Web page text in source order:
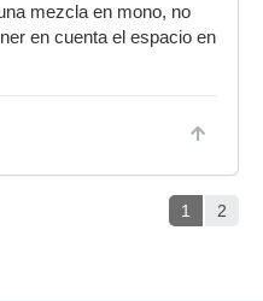
mezcla en mono, no
en cuenta el espacio en
1 2